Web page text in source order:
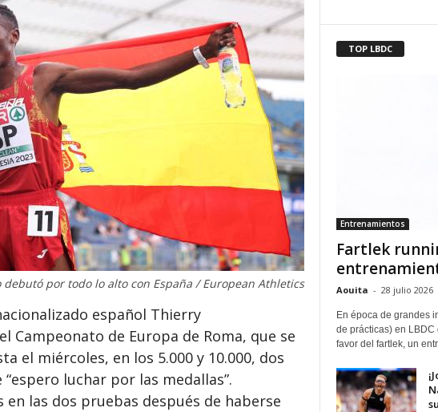
debutó por todo lo alto con España / European Athletics
español Thierry
Campeonato de Europa de Roma, que se
el miércoles, en los 5.000 y 10.000, dos
luchar por las medallas”.
las dos pruebas después de haberse
TOP LBDC
Entrenamientos
Fartlek
Aouita - 28 julio 2026
En época de grandes
de prácticas) en
favor del fartlek, un